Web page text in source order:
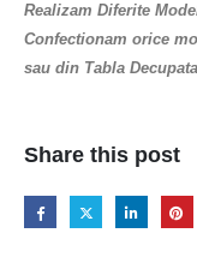
Realizam Diferite
Confectionam orice
sau din Tabla Decupata
Share this post